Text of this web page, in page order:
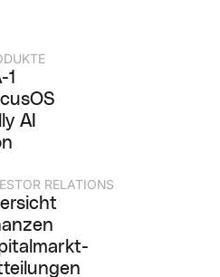
1
AI
RELATIONS